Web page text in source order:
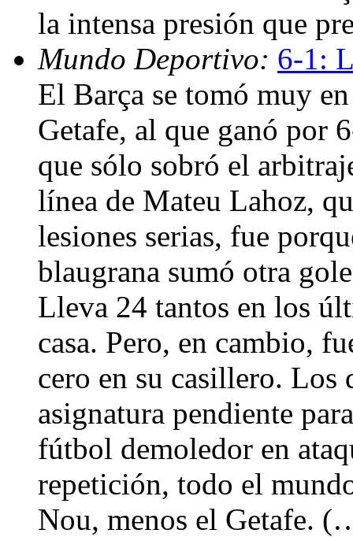
la intensa presión que
Mundo Deportivo: 6-1:
El Barça se tomó muy
Getafe, al que ganó por
que sólo sobró el
línea de Mateu Lahoz,
lesiones serias, fue
blaugrana sumó otra
Lleva 24 tantos en los
casa. Pero, en cambio,
cero en su casillero. Los
asignatura pendiente
fútbol demoledor en
repetición, todo el
Nou, menos el Getafe.